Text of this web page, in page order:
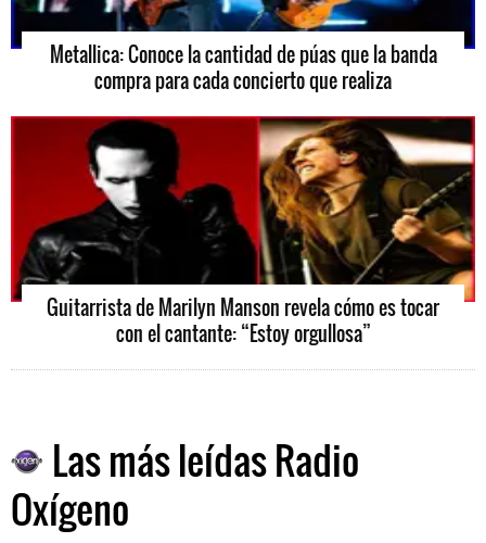
Metallica: Conoce la cantidad de púas que la banda
compra para cada concierto que realiza
Guitarrista de Marilyn Manson revela cómo es tocar
con el cantante: “Estoy orgullosa”
Las más leídas Radio
Oxígeno